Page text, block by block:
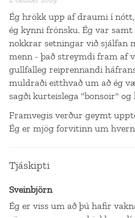
Ég hrökk upp af draumi í
ég kynni frönsku. Ég var samt
nokkrar setningar við sjálfan
menn - það streymdi fram af
gullfalleg reiprennandi
muldraði eitthvað um að ég
sagði kurteislega "bonsoir"
Framvegis verður geymt
Ég er mjög forvitinn um
Tjáskipti
Sveinbjörn
Ég er viss um að þú hafir